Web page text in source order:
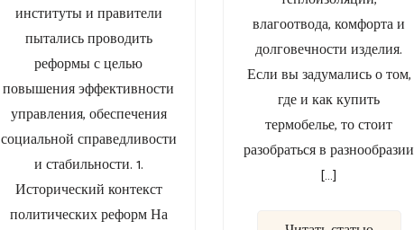
институты и правители
пытались проводить
реформы с целью
повышения эффективности
управления, обеспечения
социальной справедливости
и стабильности. 1.
Исторический контекст
политических реформ На
влагоотвода, комфорта и
долговечности изделия.
Если вы задумались о том,
где и как купить
термобелье, то стоит
разобраться в разнообразии
[…]